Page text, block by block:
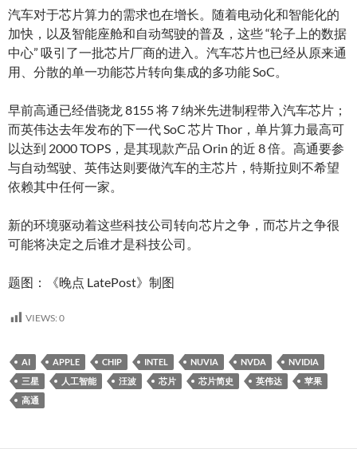
汽车对于芯片算力的需求也在增长。随着电动化和智能化的
加快，以及智能座舱和自动驾驶的普及，这些 “轮子上的数据
中心” 吸引了一批芯片厂商的进入。汽车芯片也已经从原来通
用、分散的单一功能芯片转向集成的多功能 SoC。
早前高通已经借骁龙 8155 将 7 纳米先进制程带入汽车芯片；
而英伟达去年发布的下一代 SoC 芯片 Thor，单片算力最高可
以达到 2000 TOPS，是其现款产品 Orin 的近 8 倍。高通要参
与自动驾驶、英伟达则要做汽车的主芯片，特斯拉则不希望
依赖其中任何一家。
新的环境驱动着这些科技公司转向芯片之争，而芯片之争很
可能将决定之后谁才是科技公司。
题图：《晚点 LatePost》制图
VIEWS: 0
AI APPLE CHIP INTEL NUVIA NVDA
NVIDIA
三星
人工智能 汪波 芯片 芯片简史 英伟达
苹果
高通